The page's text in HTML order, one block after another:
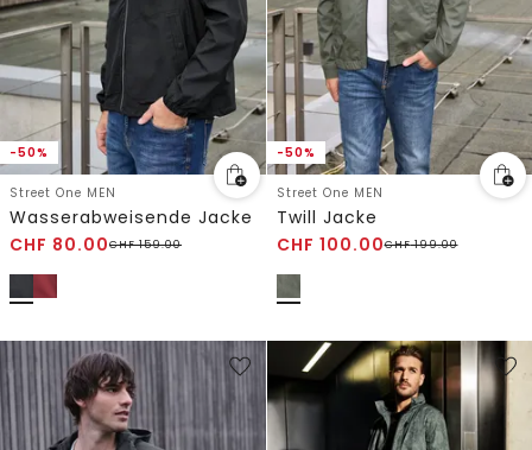
-50%
Street One MEN
Wasserabweisende Jacke
CHF 80.00CHF159.00
-50%
Street One MEN
Twill Jacke
CHF 100.00CHF199.00